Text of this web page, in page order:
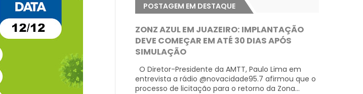
POSTAGEM EM DESTAQUE
ZONZ AZUL EM JUAZEIRO: IMPLANTAÇÃO
DEVE COMEÇAR EM ATÉ 30 DIAS APÓS
SIMULAÇÃO
O Diretor-Presidente da AMTT, Paulo Lima em
entrevista a rádio @novacidade95.7 afirmou que o
processo de licitação para o retorno da Zona...